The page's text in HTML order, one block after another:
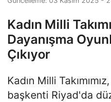
Kadın Milli
Dayanışma
Çıkıyor
Kadın Milli
başkenti Riyad'da